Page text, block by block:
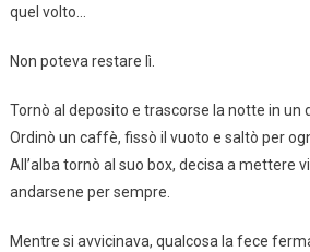
quel volto…
Non poteva restare lì.
Tornò al deposito e trascorse la notte in un
Ordinò un caffè, fissò il vuoto e saltò per
All’alba tornò al suo box, decisa a mettere
andarsene per sempre.
Mentre si avvicinava, qualcosa la fece